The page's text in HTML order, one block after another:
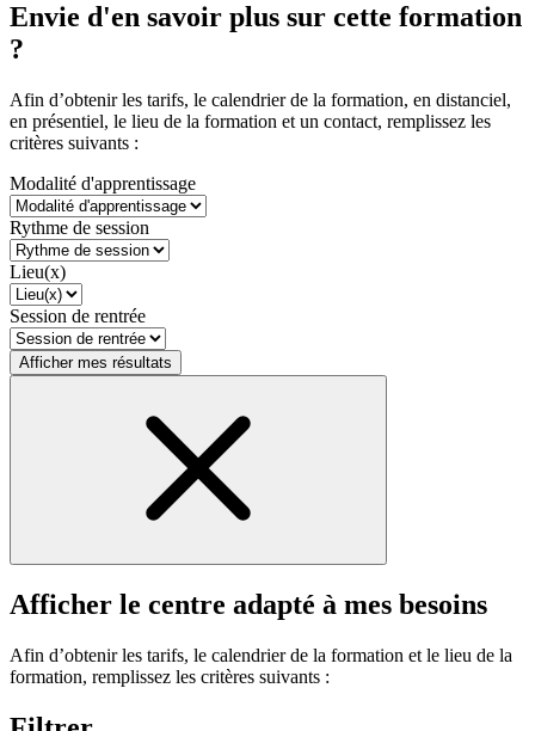
Envie d'en savoir plus sur cette formation
?
Afin d’obtenir les tarifs, le calendrier de la formation, en distanciel,
en présentiel, le lieu de la formation et un contact, remplissez les
critères suivants :
Modalité d'apprentissage
Rythme de session
Lieu(x)
Session de rentrée
Afficher mes résultats
Afficher le centre adapté à mes besoins
Afin d’obtenir les tarifs, le calendrier de la formation et le lieu de la
formation, remplissez les critères suivants :